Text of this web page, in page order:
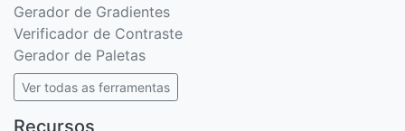
Gerador de Gradientes
Verificador de Contraste
Gerador de Paletas
Ver todas as ferramentas
Recursos